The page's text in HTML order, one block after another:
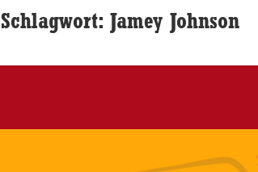
Schlagwort:Jamey Johnson